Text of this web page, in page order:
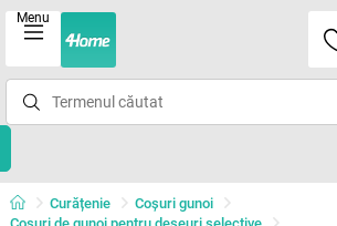
Menu
Curățenie
Coşuri gunoi